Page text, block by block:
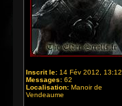
Inscrit le: 14 Fév 2012, 13:12
Messages: 62
Localisation: Manoir de
Vendeaume